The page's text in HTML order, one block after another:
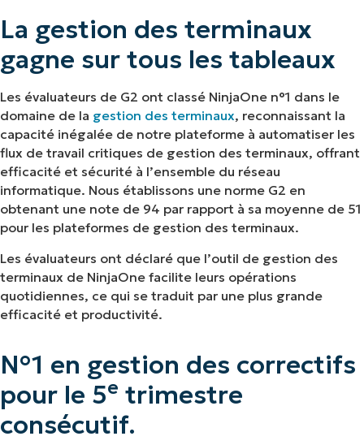
La gestion des terminaux
gagne sur tous les tableaux
Les évaluateurs de G2 ont classé NinjaOne n°1 dans le
domaine de la gestion des terminaux, reconnaissant la
capacité inégalée de notre plateforme à automatiser les
flux de travail critiques de gestion des terminaux, offrant
efficacité et sécurité à l’ensemble du réseau
informatique. Nous établissons une norme G2 en
obtenant une note de 94 par rapport à sa moyenne de 51
pour les plateformes de gestion des terminaux.
Les évaluateurs ont déclaré que l’outil de gestion des
terminaux de NinjaOne facilite leurs opérations
quotidiennes, ce qui se traduit par une plus grande
efficacité et productivité.
N°1 en gestion des correctifs
pour le 5e trimestre
consécutif.